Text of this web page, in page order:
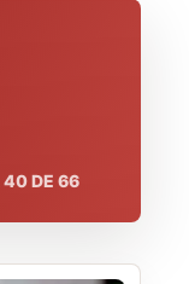
40DE 66